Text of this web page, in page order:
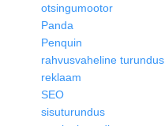
otsingumootor
Panda
Penquin
rahvusvaheline turundus
reklaam
SEO
sisuturundus